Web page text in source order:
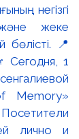
негізгі
жеке
бөлісті. 📍
Сегодня, 1
Memory»
лично и